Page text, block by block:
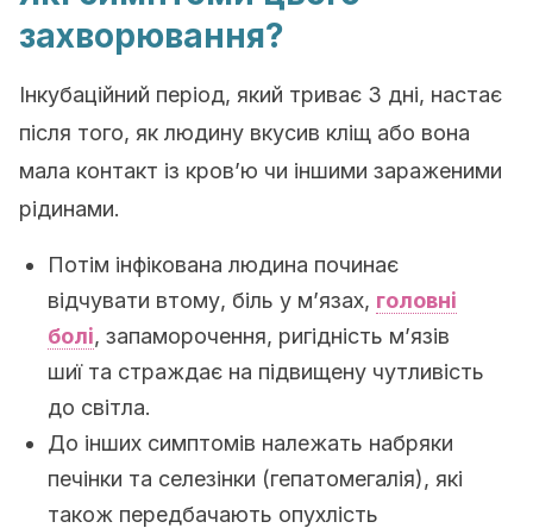
захворювання?
Інкубаційний період, який триває 3 дні, настає
після того, як людину вкусив кліщ або вона
мала контакт із кров’ю чи іншими зараженими
рідинами.
Потім інфікована людина починає
відчувати втому, біль у м’язах, головні
болі, запаморочення, ригідність м’язів
шиї та страждає на підвищену чутливість
до світла.
До інших симптомів належать набряки
печінки та селезінки (гепатомегалія), які
також передбачають опухлість